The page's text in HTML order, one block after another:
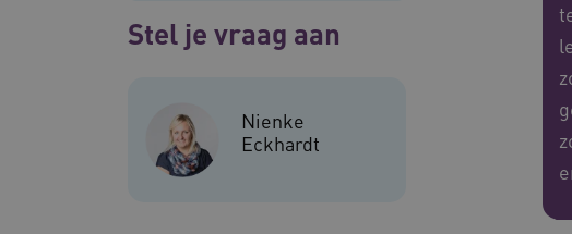
Stel je vraag aan
Nienke
Eckhardt